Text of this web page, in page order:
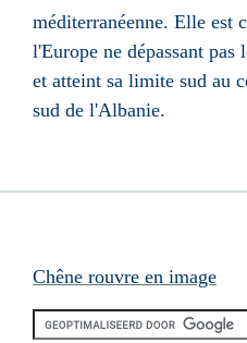
méditerranéenne. Elle est
l'Europe ne dépassant pas
et atteint sa limite sud au
sud de l'Albanie.
Chêne rouvre en image